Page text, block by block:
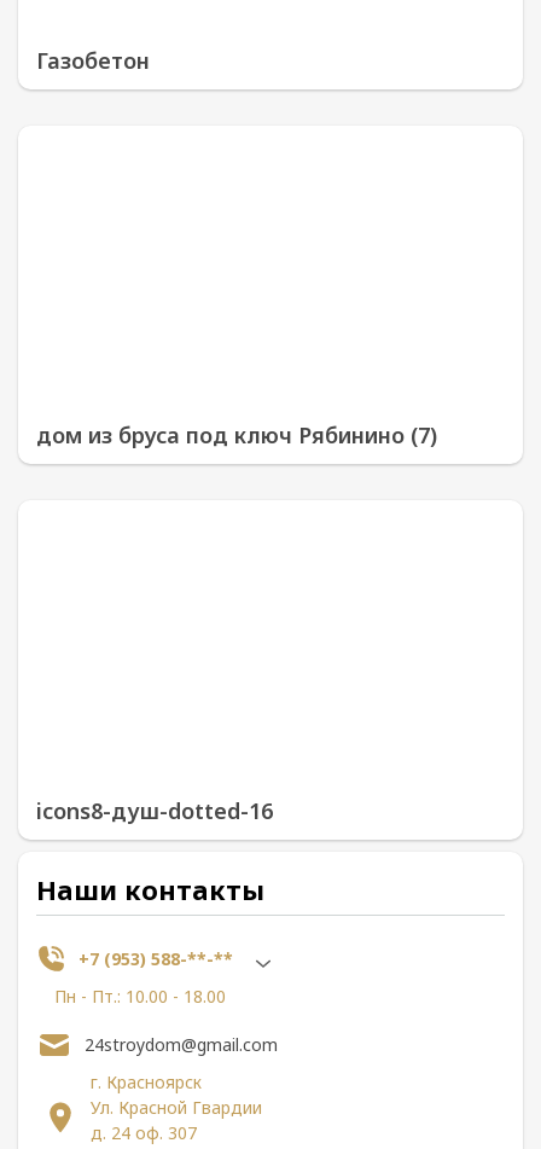
Газобетон
дом из бруса под ключ Рябинино (7)
icons8-душ-dotted-16
Наши контакты
+7 (953) 588-**-**
Пн - Пт.: 10.00 - 18.00
г. Красноярск
Ул. Красной Гвардии
д. 24 оф. 307
24stroydom@gmail.com